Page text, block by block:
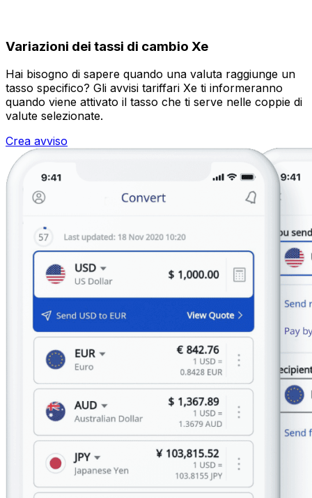
Variazioni dei tassi di cambio Xe
Hai bisogno di sapere quando una valuta raggiunge un
tasso specifico? Gli avvisi tariffari Xe ti informeranno
quando viene attivato il tasso che ti serve nelle coppie di
valute selezionate.
Crea avviso